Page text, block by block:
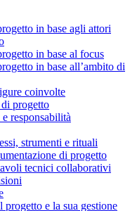
in base agli attori
in base al focus
in base all’ambito di
coinvolte
progetto
responsabilità
strumenti e rituali
di progetto
tecnici collaborativi
e la sua gestione